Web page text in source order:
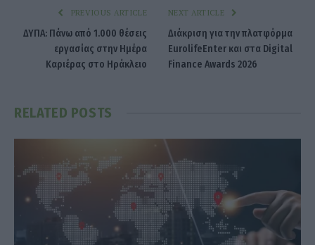
PREVIOUS ARTICLE
ΔΥΠΑ: Πάνω από 1.000 θέσεις
εργασίας στην Ημέρα
Καριέρας στο Ηράκλειο
NEXT ARTICLE
Διάκριση για την πλατφόρμα
EurolifeEnter και στα Digital
Finance Awards 2026
RELATED POSTS